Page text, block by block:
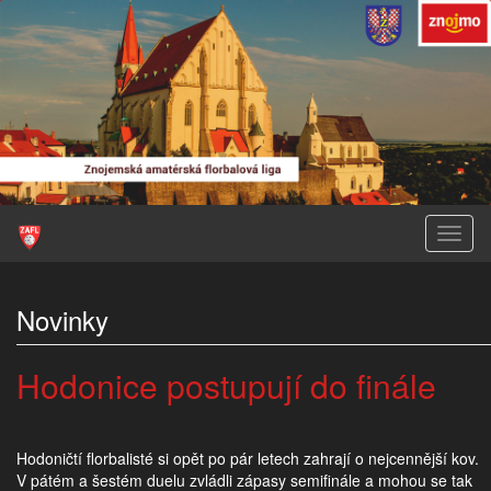
Novinky
Hodonice postupují do finále
Hodoničtí florbalisté si opět po pár letech zahrají o nejcennější kov.
V pátém a šestém duelu zvládli zápasy semifinále a mohou se tak